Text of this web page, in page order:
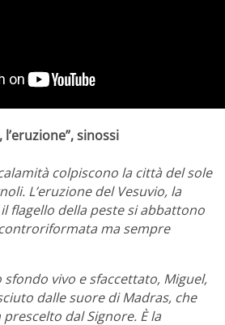
sinossi
colpiscono la città del sole
L’eruzione del Vesuvio, la
flagello della peste si abbattono
ma sempre
vivo e sfaccettato, Miguel,
dalle suore di Madras, che
dal Signore. È la